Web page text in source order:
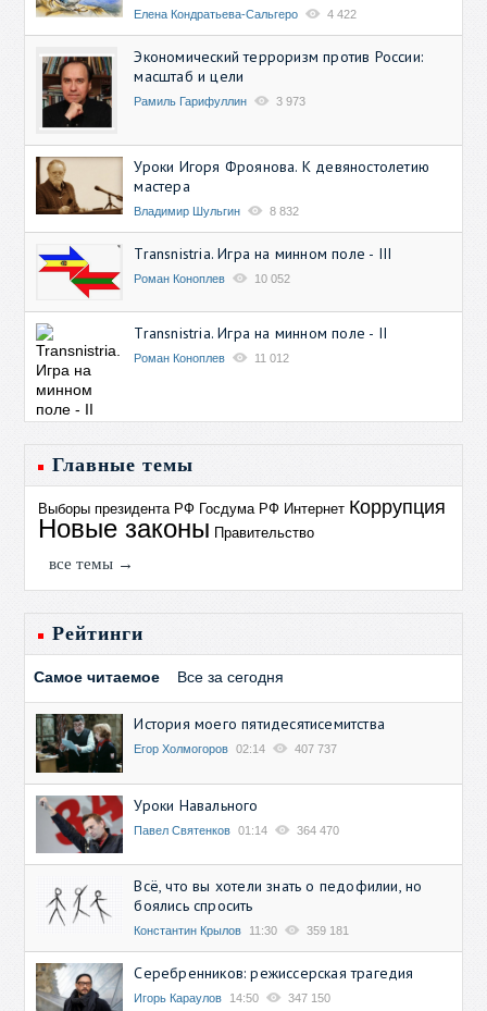
Елена Кондратьева-Сальгеро 4 422
Экономический терроризм против России:
масштаб и цели
Рамиль Гарифуллин 3 973
Уроки Игоря Фроянова. К девяностолетию
мастера
Владимир Шульгин 8 832
Transnistria. Игра на минном поле - III
Роман Коноплев 10 052
Transnistria. Игра на минном поле - II
Роман Коноплев 11 012
Главные темы
Выборы президента РФ Госдума РФ Интернет Коррупция
Новые законы Правительство
все темы →
Рейтинги
Самое читаемое Все за сегодня
История моего пятидесятисемитства
Егор Холмогоров 02:14 407 737
Уроки Навального
Павел Святенков 01:14 364 470
Всё, что вы хотели знать о педофилии, но
боялись спросить
Константин Крылов 11:30 359 181
Серебренников: режиссерская трагедия
Игорь Караулов 14:50 347 150